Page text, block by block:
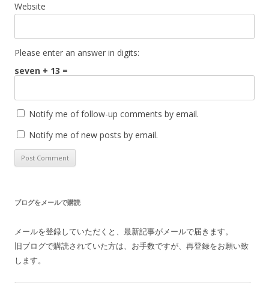
Website
Please enter an answer in digits:
seven + 13 =
Notify me of follow-up comments by email.
Notify me of new posts by email.
ブログをメールで購読
メールを登録していただくと、最新記事がメールで届きます。
旧ブログで購読されていた方は、お手数ですが、再登録をお願い致
します。